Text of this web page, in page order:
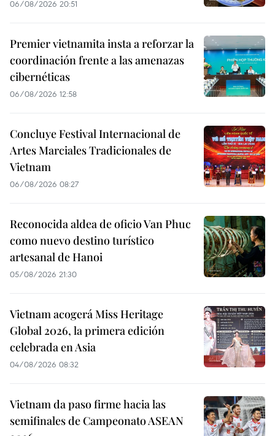
06/08/2026 20:51
Premier vietnamita insta a reforzar la
coordinación frente a las amenazas
cibernéticas
06/08/2026 12:58
Concluye Festival Internacional de
Artes Marciales Tradicionales de
Vietnam
06/08/2026 08:27
Reconocida aldea de oficio Van Phuc
como nuevo destino turístico
artesanal de Hanoi
05/08/2026 21:30
Vietnam acogerá Miss Heritage
Global 2026, la primera edición
celebrada en Asia
04/08/2026 08:32
Vietnam da paso firme hacia las
semifinales de Campeonato ASEAN